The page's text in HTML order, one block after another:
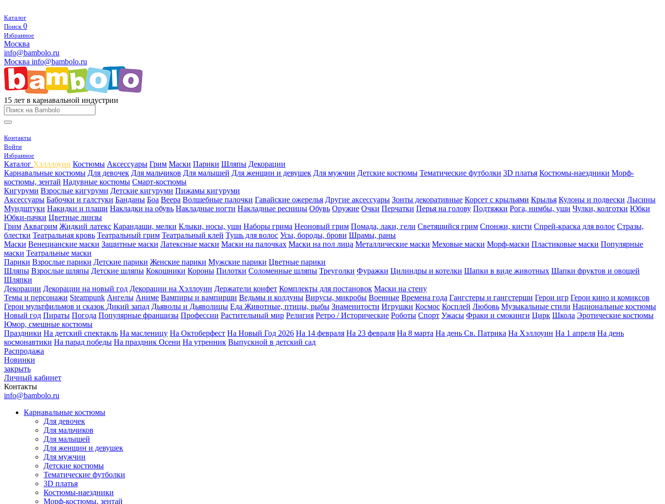
Каталог
Поиск 0
Избранное
Москва
info@bambolo.ru
Москва info@bambolo.ru
15 лет в карнавальной индустрии
Контакты
Войти
Избранное
Каталог Хэлллоуин Костюмы Аксессуары Грим Маски Парики Шляпы Декорации
Карнавальные костюмы Для девочек Для мальчиков Для малышей Для женщин и девушек Для мужчин Детские костюмы Тематические футболки 3D платья Костюмы-наездники Морф-
костюмы, зентай Надувные костюмы Смарт-костюмы
Кигуруми Взрослые кигуруми Детские кигуруми Пижамы кигуруми
Аксессуары Бабочки и галстуки Банданы Боа Веера Волшебные палочки Гавайские ожерелья Другие аксессуары Зонты декоративные Корсет с крыльями Крылья Кулоны и подвески Лысины
Мундштуки Накидки и плащи Накладки на обувь Накладные ногти Накладные ресницы Обувь Оружие Очки Перчатки Перья на голову Подтяжки Рога, нимбы, уши Чулки, колготки Юбки
Юбки-пачки Цветные линзы
Грим Аквагрим Жидкий латекс Карандаши, мелки Клыки, носы, уши Наборы грима Неоновый грим Помада, лаки, гели Светящийся грим Спонжи, кисти Спрей-краска для волос Стразы,
блестки Театральная кровь Театральный грим Театральный клей Тушь для волос Усы, бороды, брови Шрамы, раны
Маски Венецианские маски Защитные маски Латексные маски Маски на палочках Маски на пол лица Металлические маски Меховые маски Морф-маски Пластиковые маски Популярные
маски Театральные маски
Парики Взрослые парики Детские парики Женские парики Мужские парики Цветные парики
Шляпы Взрослые шляпы Детские шляпы Кокошники Короны Пилотки Соломенные шляпы Треуголки Фуражки Цилиндры и котелки Шапки в виде животных Шапки фруктов и овощей
Шляпки
Декорации Декорации на новый год Декорации на Хэллоуин Держатели конфет Комплекты для постановок Маски на стену
Темы и персонажи Steampunk Ангелы Аниме Вампиры и вампирши Ведьмы и колдуны Вирусы, микробы Военные Времена года Гангстеры и гангстерши Герои игр Герои кино и комиксов
Герои мультфильмов и сказок Дикий запад Дьяволы и Дьяволицы Еда Животные, птицы, рыбы Знаменитости Игрушки Космос Косплей Любовь Музыкальные стили Национальные костюмы
Новый год Пираты Погода Популярные франшизы Профессии Растительный мир Религия Ретро / Исторические Роботы Спорт Ужасы Фраки и смокинги Цирк Школа Эротические костюмы
Юмор, смешные костюмы
Праздники На детский спектакль На масленицу На Октоберфест На Новый Год 2026 На 14 февраля На 23 февраля На 8 марта На день Св. Патрика На Хэллоуин На 1 апреля На день
космонавтики На парад победы На праздник Осени На утренник Выпускной в детский сад
Распродажа
Новинки
закрыть
Личный кабинет
Контакты
info@bambolo.ru
Карнавальные костюмы
Для девочек
Для мальчиков
Для малышей
Для женщин и девушек
Для мужчин
Детские костюмы
Тематические футболки
3D платья
Костюмы-наездники
Морф-костюмы, зентай